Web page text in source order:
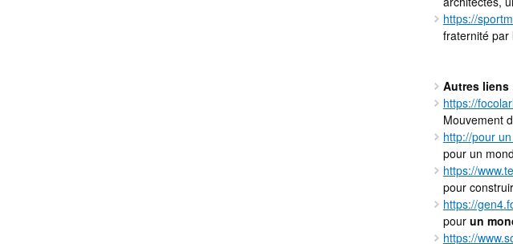
https://
fraternité par
Autres liens
https://
Mouvement
http://pour
pour un
https://
pour
https://
pour un
https://